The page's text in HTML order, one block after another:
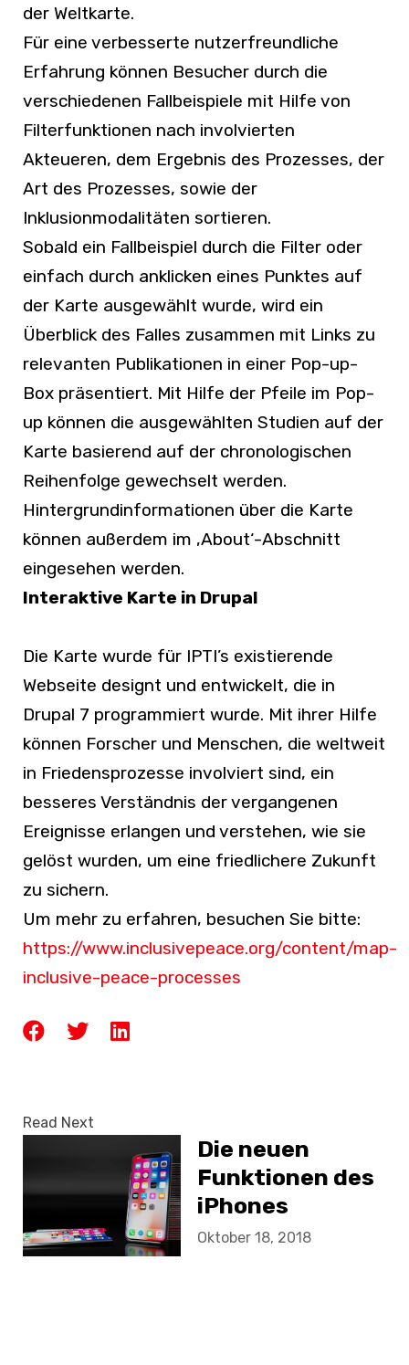
der Weltkarte.
Für eine verbesserte nutzerfreundliche
Erfahrung können Besucher durch die
verschiedenen Fallbeispiele mit Hilfe von
Filterfunktionen nach involvierten
Akteueren, dem Ergebnis des Prozesses, der
Art des Prozesses, sowie der
Inklusionmodalitäten sortieren.
Sobald ein Fallbeispiel durch die Filter oder
einfach durch anklicken eines Punktes auf
der Karte ausgewählt wurde, wird ein
Überblick des Falles zusammen mit Links zu
relevanten Publikationen in einer Pop-up-
Box präsentiert. Mit Hilfe der Pfeile im Pop-
up können die ausgewählten Studien auf der
Karte basierend auf der chronologischen
Reihenfolge gewechselt werden.
Hintergrundinformationen über die Karte
können außerdem im ‚About‘-Abschnitt
eingesehen werden.
Interaktive Karte in Drupal
Die Karte wurde für IPTI’s existierende
Webseite designt und entwickelt, die in
Drupal 7 programmiert wurde. Mit ihrer Hilfe
können Forscher und Menschen, die weltweit
in Friedensprozesse involviert sind, ein
besseres Verständnis der vergangenen
Ereignisse erlangen und verstehen, wie sie
gelöst wurden, um eine friedlichere Zukunft
zu sichern.
Um mehr zu erfahren, besuchen Sie bitte:
https://www.inclusivepeace.org/content/map-
inclusive-peace-processes
Read Next
Die neuen
Funktionen des
iPhones
Oktober 18, 2018